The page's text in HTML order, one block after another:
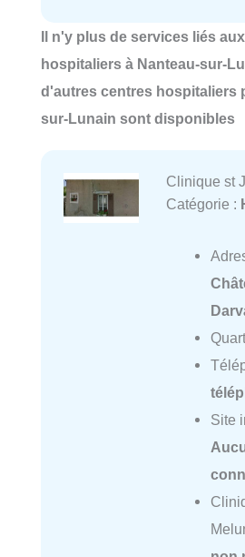
Il n'y plus de services liés
hospitaliers à Nanteau-sur-
d'autres centres hospitaliers
sur-Lunain sont disponibles
Clinique st
Catégorie :
Site